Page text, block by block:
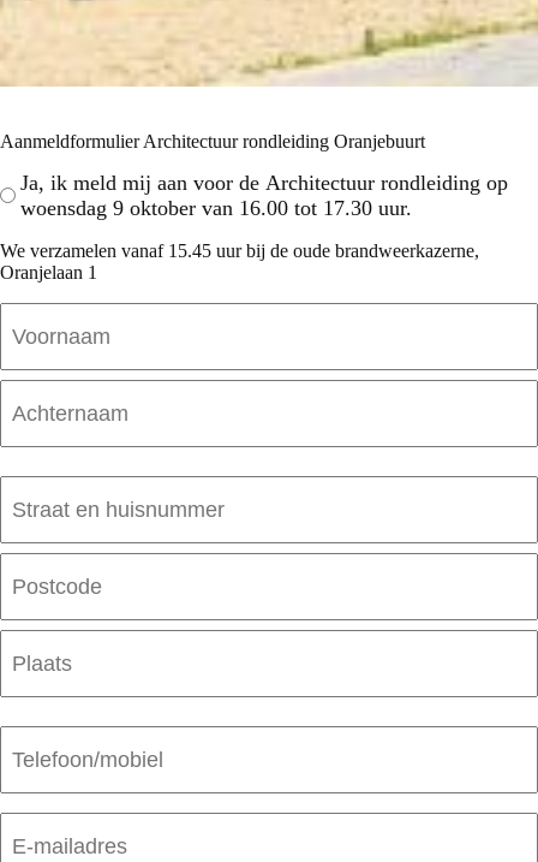
Aanmeldformulier Architectuur rondleiding Oranjebuurt
Aanmeldformulier
Buurtwandeling
Ja, ik meld mij aan voor de Architectuur rondleiding op
woensdag 9 oktober van 16.00 tot 17.30 uur.
We verzamelen vanaf 15.45 uur bij de oude brandweerkazerne,
Oranjelaan 1
Voornaam
Straat
Postcode
mailadres